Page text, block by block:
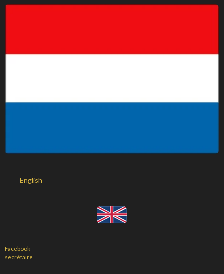
English
Facebook
secrétaire